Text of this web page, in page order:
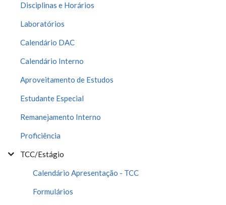
Disciplinas e Horários
Laboratórios
Calendário DAC
Calendário Interno
Aproveitamento de Estudos
Estudante Especial
Remanejamento Interno
Proficiência
TCC/Estágio
Calendário Apresentação - TCC
Formulários